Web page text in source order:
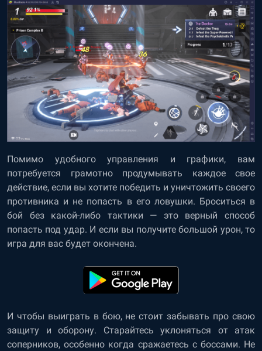
Помимо удобного управления и графики, вам
потребуется грамотно продумывать каждое свое
действие, если вы хотите победить и уничтожить своего
противника и не попасть в его ловушки. Броситься в
бой без какой-либо тактики — это верный способ
попасть под удар. И если вы получите большой урон, то
игра для вас будет окончена.
И чтобы выиграть в бою, не стоит забывать про свою
защиту и оборону. Старайтесь уклоняться от атак
соперников, особенно когда сражаетесь с боссами. Не